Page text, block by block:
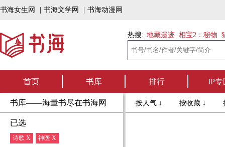
书海女生网 书海文学网 书海动漫网
热搜: 地藏遗迹 相宝2：秘物
首页 书库 排行 IP专
书库——海量书尽在书海网
已选
诗歌 X 神医 X
按人气 ↓ 按收藏 ↓